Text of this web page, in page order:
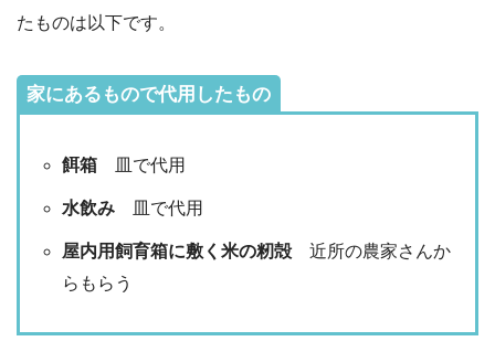
たものは以下です。
家にあるもので代用したもの
餌箱 皿で代用
水飲み 皿で代用
屋内用飼育箱に敷く米の籾殻近所の農家さんか
らもらう